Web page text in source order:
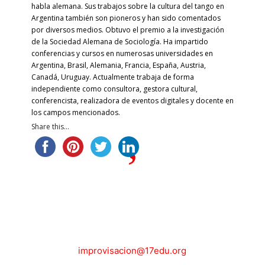
habla alemana. Sus trabajos sobre la cultura del tango en
Argentina también son pioneros y han sido comentados
por diversos medios. Obtuvo el premio a la investigación
de la Sociedad Alemana de Sociología. Ha impartido
conferencias y cursos en numerosas universidades en
Argentina, Brasil, Alemania, Francia, España, Austria,
Canadá, Uruguay. Actualmente trabaja de forma
independiente como consultora, gestora cultural,
conferencista, realizadora de eventos digitales y docente en
los campos mencionados.
Share this...
improvisacion@17edu.org